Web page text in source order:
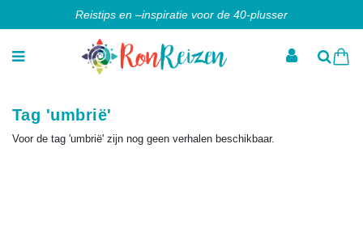
Reistips en –inspiratie voor de 40-plusser
Tag 'umbrië'
Voor de tag 'umbrië' zijn nog geen verhalen beschikbaar.